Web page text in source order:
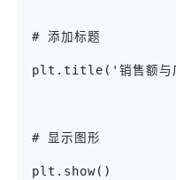
# 添加标题
plt.title('销售额与广
# 显示图形
plt.show()